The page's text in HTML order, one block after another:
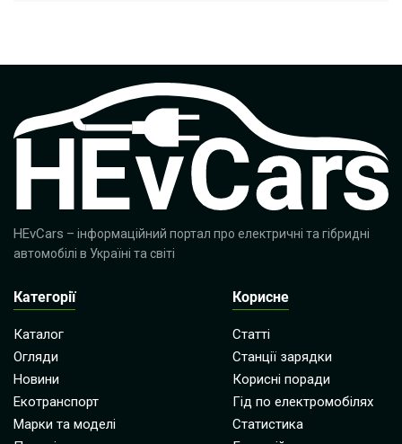
HEvCars – інформаційний портал про електричні та гібридні
автомобілі в Україні та світі
Категорії
Каталог
Огляди
Новини
Екотранспорт
Марки та моделі
Корисне
Статті
Станції зарядки
Корисні поради
Гід по електромобілях
Статистика